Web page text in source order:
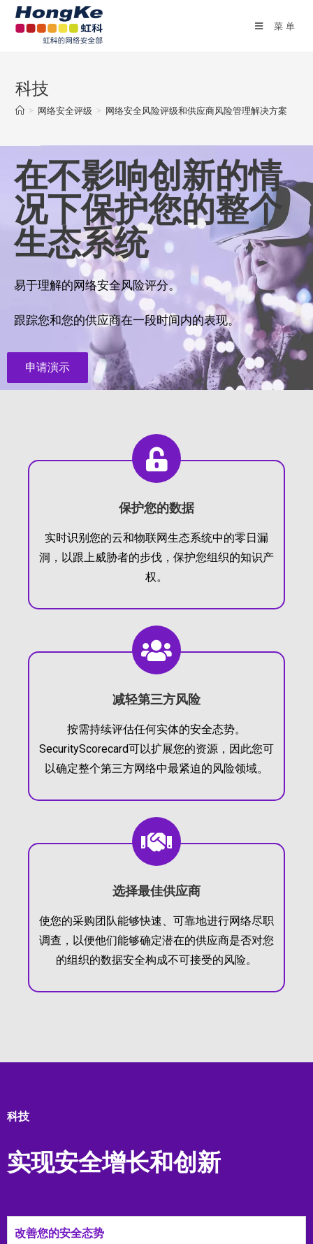
菜单
科技
> 网络安全评级 > 网络安全风险评级和供应商风险管理解决方案
在不影响创新的情
况下保护您的整个
生态系统
易于理解的网络安全风险评分。
跟踪您和您的供应商在一段时间内的表现。
申请演示
保护您的数据
实时识别您的云和物联网生态系统中的零日漏
洞，以跟上威胁者的步伐，保护您组织的知识产
权。
减轻第三方风险
按需持续评估任何实体的安全态势。
SecurityScorecard可以扩展您的资源，因此您可
以确定整个第三方网络中最紧迫的风险领域。
选择最佳供应商
使您的采购团队能够快速、可靠地进行网络尽职
调查，以便他们能够确定潜在的供应商是否对您
的组织的数据安全构成不可接受的风险。
科技
实现安全增长和创新
改善您的安全态势